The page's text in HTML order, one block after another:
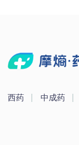
西药 中成药